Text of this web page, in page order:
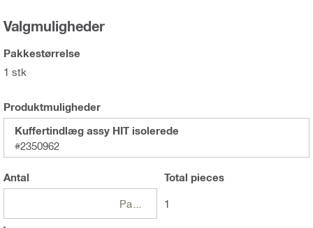
Valgmuligheder
Pakkestørrelse
1 stk
Produktmuligheder
Kuffertindlæg assy HIT isolerede
#2350962
Antal Total pieces
1